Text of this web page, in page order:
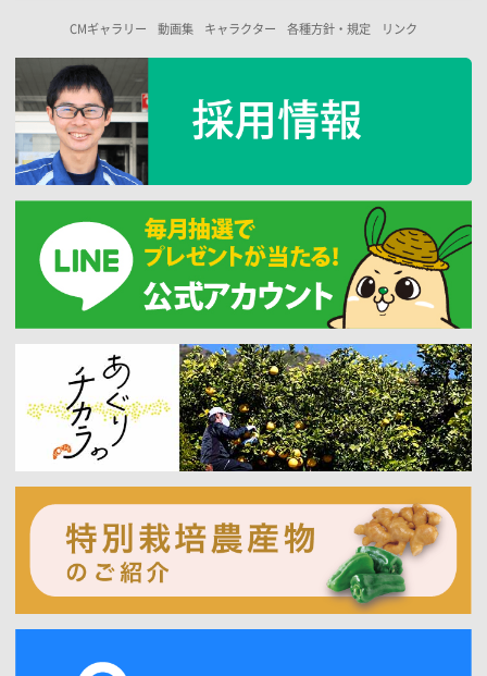
CMギャラリー 動画集 キャラクター 各種方針・規定 リンク